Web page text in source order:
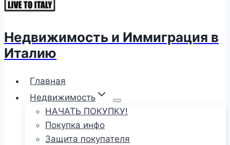
Недвижимость и Иммиграция в
Италию
Главная
Недвижимость
НАЧАТЬ ПОКУПКУ!
Покупка инфо
Защита покупателя